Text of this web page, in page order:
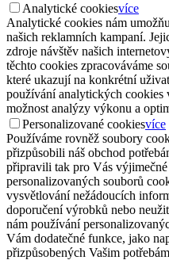
Analytické cookiesvíce
Analytické cookies nám
našich reklamních kampaní.
zdroje návštěv našich
těchto cookies zpracováváme
které ukazují na konkrétní
používání analytických cookies
možnost analýzy výkonu a
Personalizované cookiesvíce
Používáme rovněž soubory
přizpůsobili náš obchod
připravili tak pro Vás
personalizovaných souborů
vysvětlování nežádoucích
doporučení výrobků nebo
nám používání
Vám dodatečné funkce, jako
přizpůsobených Vašim